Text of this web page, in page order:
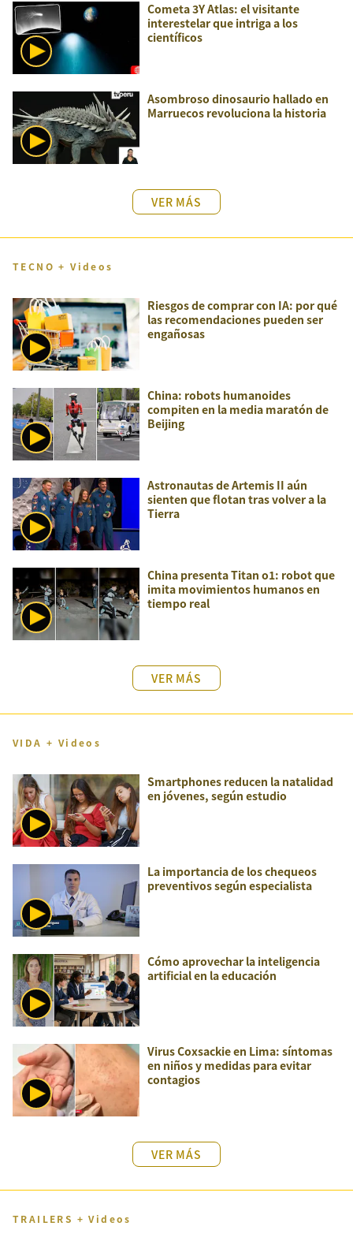
Cometa 3Y Atlas: el visitante
interestelar que intriga a los
científicos
Asombroso dinosaurio hallado en
Marruecos revoluciona la historia
VER MÁS
TECNO + Videos
Riesgos de comprar con IA: por qué
las recomendaciones pueden ser
engañosas
China: robots humanoides
compiten en la media maratón de
Beijing
Astronautas de Artemis II aún
sienten que flotan tras volver a la
Tierra
China presenta Titan o1: robot que
imita movimientos humanos en
tiempo real
VER MÁS
VIDA + Videos
Smartphones reducen la natalidad
en jóvenes, según estudio
La importancia de los chequeos
preventivos según especialista
Cómo aprovechar la inteligencia
artificial en la educación
Virus Coxsackie en Lima: síntomas
en niños y medidas para evitar
contagios
VER MÁS
TRAILERS + Videos